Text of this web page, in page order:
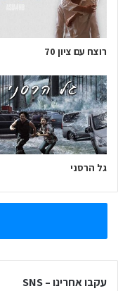
רוצח עם ציון 70
גל הרסני
עקבו אחרינו – SNS